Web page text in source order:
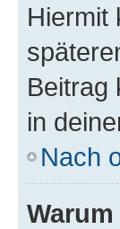
Hiermit
Beitrag
in
Nach